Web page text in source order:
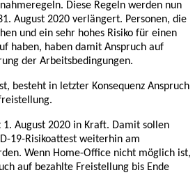
Diese Regeln werden nun
August 2020 verlängert. Personen, die
und ein sehr hohes Risiko für einen
haben, haben damit Anspruch auf
der Arbeitsbedingungen.
besteht in letzter Konsequenz Anspruch
August 2020 in Kraft. Damit sollen
19-Risikoattest weiterhin am
Wenn Home-Office nicht möglich ist,
auf bezahlte Freistellung bis Ende